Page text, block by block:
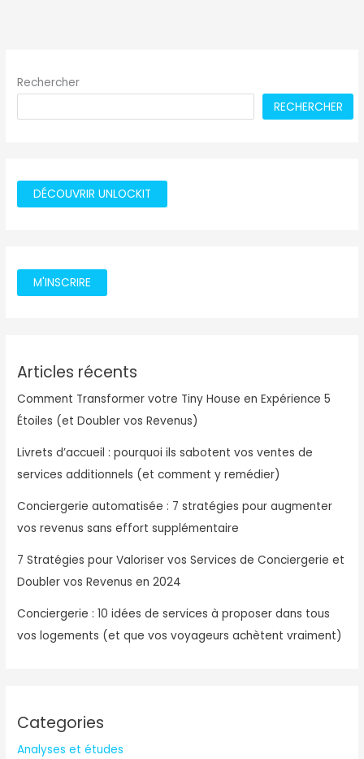
Rechercher
RECHERCHER
DÉCOUVRIR UNLOCKIT
M'INSCRIRE
Articles récents
Comment Transformer votre Tiny House en Expérience 5
Étoiles (et Doubler vos Revenus)
Livrets d’accueil : pourquoi ils sabotent vos ventes de
services additionnels (et comment y remédier)
Conciergerie automatisée : 7 stratégies pour augmenter
vos revenus sans effort supplémentaire
7 Stratégies pour Valoriser vos Services de Conciergerie et
Doubler vos Revenus en 2024
Conciergerie : 10 idées de services à proposer dans tous
vos logements (et que vos voyageurs achètent vraiment)
Categories
Analyses et études